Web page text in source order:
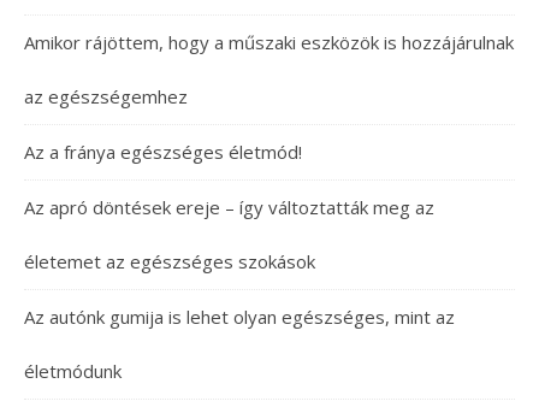
Amikor rájöttem, hogy a műszaki eszközök is hozzájárulnak
az egészségemhez
Az a fránya egészséges életmód!
Az apró döntések ereje – így változtatták meg az
életemet az egészséges szokások
Az autónk gumija is lehet olyan egészséges, mint az
életmódunk